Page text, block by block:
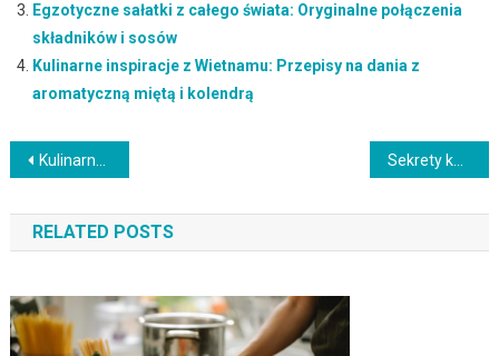
Egzotyczne sałatki z całego świata: Oryginalne połączenia
składników i sosów
Kulinarne inspiracje z Wietnamu: Przepisy na dania z
aromatyczną miętą i kolendrą
Nawigacja
wpisu
Kulinarne inspiracje z Chin: Przepisy na popularne dania i aromatyczne sosy Sekrety kuchni japońskiej: Sushi, tempura i inne wykwintne specjały
RELATED POSTS